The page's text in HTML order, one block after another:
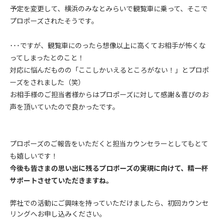
予定を変更して、横浜のみなとみらいで観覧車に乗って、そこで
プロポーズされたそうです。
･･･ですが、観覧車にのったら想像以上に高くてお相手が怖くな
ってしまったとのこと！
対応に悩んだものの「ここしかいえるところがない！」とプロポ
ーズをされました（笑）
お相手様のご担当者様からはプロポーズに対して感謝＆喜びのお
声を頂いていたので良かったです。
プロポーズのご報告をいただくと担当カウンセラーとしてもとて
も嬉しいです！
今後も皆さまの思い出に残るプロポーズの実現に向けて、精一杯
サポートさせていただきますね。
弊社での活動にご興味を持っていただけましたら、初回カウンセ
リングへお申し込みください。